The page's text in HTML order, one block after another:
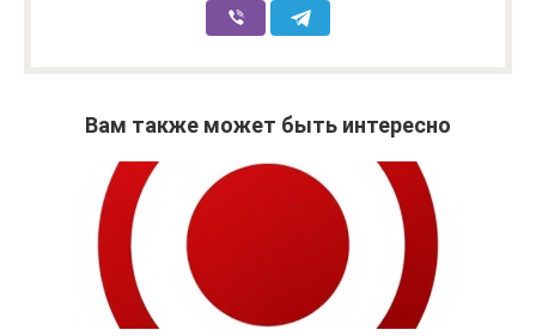
Вам также может быть интересно